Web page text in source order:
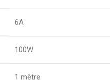
6A
100W
1 mètre